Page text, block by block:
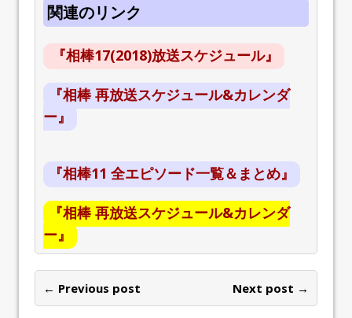
関連のリンク
『相棒17(2018)放送スケジュール』
『相棒 再放送スケジュール&カレンダ
ー』
『相棒11 全エピソード一覧＆まとめ』
『相棒 再放送スケジュール&カレンダ
ー』
← Previous post Next post →